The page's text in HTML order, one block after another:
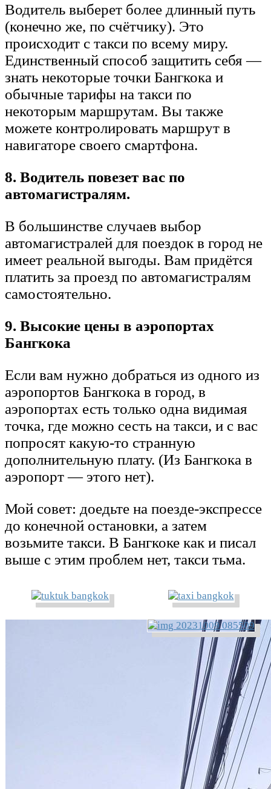
Водитель выберет более длинный путь
(конечно же, по счётчику). Это
происходит с такси по всему миру.
Единственный способ защитить себя —
знать некоторые точки Бангкока и
обычные тарифы на такси по
некоторым маршрутам. Вы также
можете контролировать маршрут в
навигаторе своего смартфона.
8. Водитель повезет вас по
автомагистралям.
В большинстве случаев выбор
автомагистралей для поездок в город не
имеет реальной выгоды. Вам придётся
платить за проезд по автомагистралям
самостоятельно.
9. Высокие цены в аэропортах
Бангкока
Если вам нужно добраться из одного из
аэропортов Бангкока в город, в
аэропортах есть только одна видимая
точка, где можно сесть на такси, и с вас
попросят какую-то странную
дополнительную плату. (Из Бангкока в
аэропорт — этого нет).
Мой совет: доедьте на поезде-экспрессе
до конечной остановки, а затем
возьмите такси. В Бангкоке как и писал
выше с этим проблем нет, такси тьма.